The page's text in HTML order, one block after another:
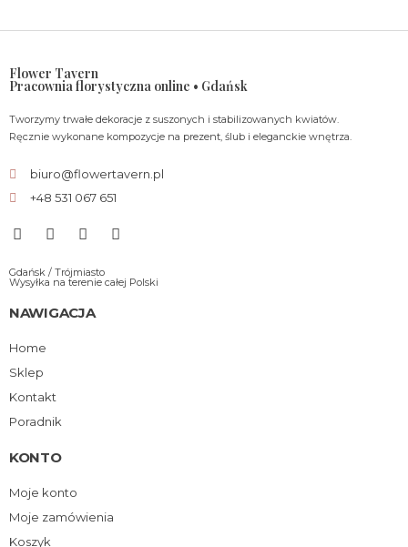
Flower Tavern
Pracownia florystyczna online • Gdańsk
Tworzymy trwałe dekoracje z suszonych i stabilizowanych kwiatów.
Ręcznie wykonane kompozycje na prezent, ślub i eleganckie wnętrza.
biuro@flowertavern.pl
+48 531 067 651
Gdańsk / Trójmiasto
Wysyłka na terenie całej Polski
NAWIGACJA
Home
Sklep
Kontakt
Poradnik
KONTO
Moje konto
Moje zamówienia
Koszyk